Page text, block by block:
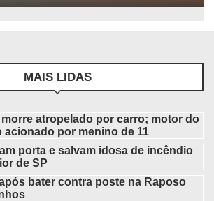
MAIS LIDAS
morre atropelado por carro; motor do
acionado por menino de 11
porta e salvam idosa de incêndio
de SP
bater contra poste na Raposo